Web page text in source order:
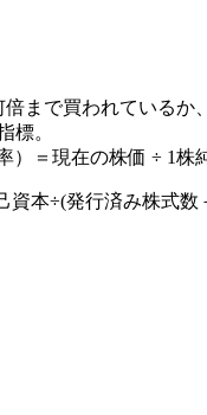
まで買われているか
標。
）＝現在の株価 ÷ 1株
本÷(発行済み株式数